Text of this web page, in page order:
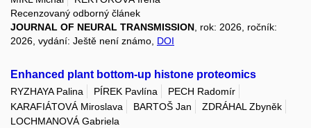
Recenzovaný odborný článek
JOURNAL OF NEURAL TRANSMISSION , rok: 2026, ročník:
2026, vydání: Ještě není známo, DOI
Enhanced plant bottom-up histone proteomics
RYZHAYA Palina PÍREK Pavlína
PECH Radomír
KARAFIÁTOVÁ Miroslava
BARTOŠ Jan
ZDRÁHAL Zbyněk
LOCHMANOVÁ Gabriela